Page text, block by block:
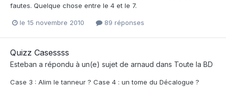
fautes. Quelque chose entre le 4 et le 7.
le 15 novembre 2010 89 réponses
Quizz Casessss
Esteban a répondu à un(e) sujet de arnaud dans Toute la BD
Case 3 : Alim le tanneur ? Case 4 : un tome du Décalogue ?